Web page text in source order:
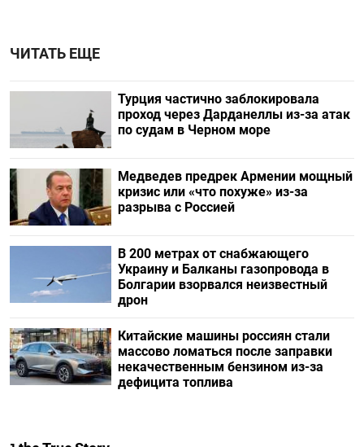
ЧИТАТЬ ЕЩЕ
Турция частично заблокировала
проход через Дарданеллы из-за атак
по судам в Черном море
Медведев предрек Армении мощный
кризис или «что похуже» из-за
разрыва с Россией
В 200 метрах от снабжающего
Украину и Балканы газопровода в
Болгарии взорвался неизвестный
дрон
Китайские машины россиян стали
массово ломаться после заправки
некачественным бензином из-за
дефицита топлива